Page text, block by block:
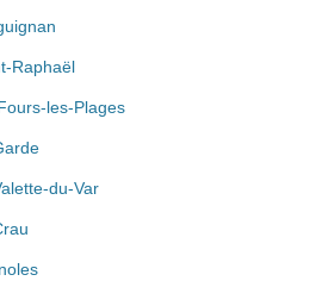
Raphaël
les-Plages
du-Var